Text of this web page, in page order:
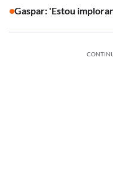
Gaspar: 'Estou